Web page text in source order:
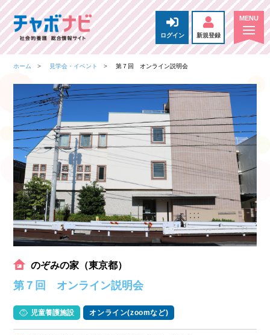
ログイン 新規登録
ホーム 見学会・イベント 第７回 オンライン説明会
のぞみの家（東京都）
第７回 オンライン説明会
児童養護施設 オンライン(zoomなど)